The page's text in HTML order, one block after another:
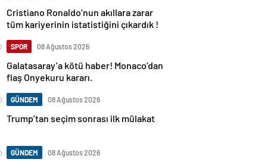
Cristiano Ronaldo’nun akıllara zarar
tüm kariyerinin istatistiğini çıkardık !
SPOR 08 Ağustos 2026
Galatasaray’a kötü haber! Monaco’dan
flaş Onyekuru kararı.
GÜNDEM 08 Ağustos 2026
Trump’tan seçim sonrası ilk mülakat
GÜNDEM 08 Ağustos 2026